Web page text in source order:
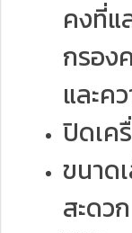
คงที่แ
กรอง
และค
ปิดเค
ขนาด
สะดวก